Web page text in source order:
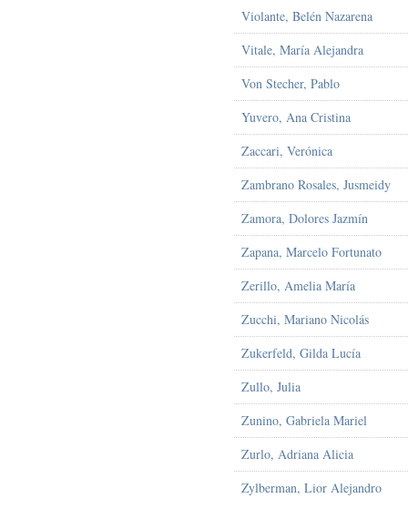
Violante, Belén Nazarena
Vitale, María Alejandra
Von Stecher, Pablo
Yuvero, Ana Cristina
Zaccari, Verónica
Zambrano Rosales, Jusmeidy
Zamora, Dolores Jazmín
Zapana, Marcelo Fortunato
Zerillo, Amelia María
Zucchi, Mariano Nicolás
Zukerfeld, Gilda Lucía
Zullo, Julia
Zunino, Gabriela Mariel
Zurlo, Adriana Alicia
Zylberman, Lior Alejandro